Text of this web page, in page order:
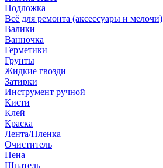
Подложка
Всё для ремонта (аксессуары и мелочи)
Валики
Ванночка
Герметики
Грунты
Жидкие гвозди
Затирки
Инструмент ручной
Кисти
Клей
Краска
Лента/Пленка
Очиститель
Пена
Шпатель